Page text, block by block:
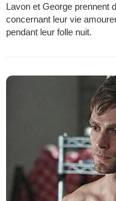
Lavon et George prennent
concernant leur vie
pendant leur folle nuit.